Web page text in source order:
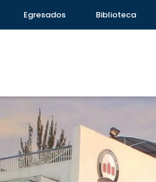
Egresados Biblioteca